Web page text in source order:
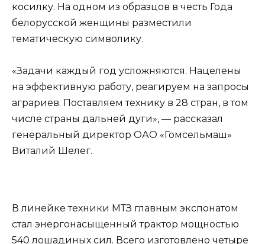
косилку. На одном из образцов в честь Года
белорусской женщины разместили
тематическую символику.
«Задачи каждый год усложняются. Нацелены
на эффективную работу, реагируем на запросы
аграриев. Поставляем технику в 28 стран, в том
числе страны дальней дуги», — рассказал
генеральный директор ОАО «Гомсельмаш»
Виталий Шелег.
В линейке техники МТЗ главным экспонатом
стал энергонасыщенный трактор мощностью
540 лошадиных сил. Всего изготовлено четыре